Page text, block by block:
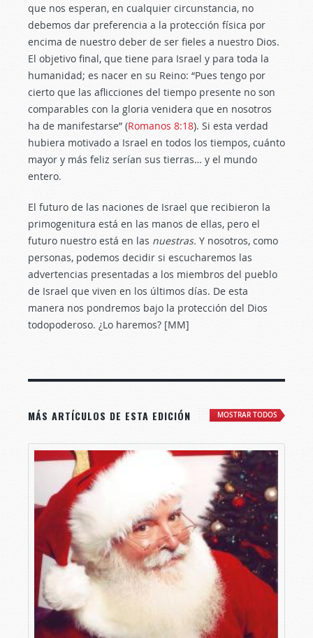
que nos esperan, en cualquier circunstancia, no
debemos dar preferencia a la protección física por
encima de nuestro deber de ser fieles a nuestro Dios.
El objetivo final, que tiene para Israel y para toda la
humanidad; es nacer en su Reino: “Pues tengo por
cierto que las aflicciones del tiempo presente no son
comparables con la gloria venidera que en nosotros
ha de manifestarse” (Romanos 8:18). Si esta verdad
hubiera motivado a Israel en todos los tiempos, cuánto
mayor y más feliz serían sus tierras… y el mundo
entero.
El futuro de las naciones de Israel que recibieron la
primogenitura está en las manos de ellas, pero el
futuro nuestro está en las nuestras. Y nosotros, como
personas, podemos decidir si escucharemos las
advertencias presentadas a los miembros del pueblo
de Israel que viven en los últimos días. De esta
manera nos pondremos bajo la protección del Dios
todopoderoso. ¿Lo haremos? [MM]
MÁS ARTÍCULOS DE ESTA EDICIÓN MOSTRAR TODOS